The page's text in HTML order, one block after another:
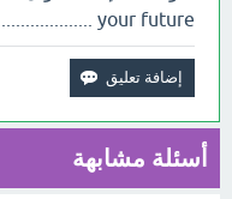
your future ................... ؟ بالأعلى.
أسئلة مشابهة